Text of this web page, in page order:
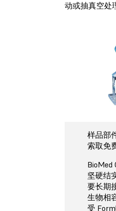
动或抽真空处
样品部
索取免
BioMed
坚硬结
要长期
生物相
受